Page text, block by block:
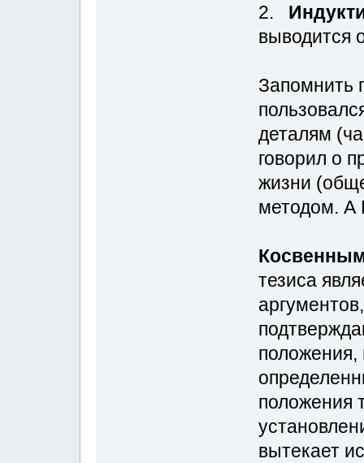
2.
выводится
Запомнить
деталям
говорил о
жизни
методом. А
тезиса
положения,
положения
вытекает